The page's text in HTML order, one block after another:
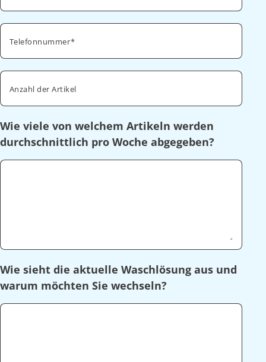
Telefonnummer
Anzahl der Artikel
Wie viele von welchem Artikeln werden
durchschnittlich pro Woche abgegeben?
Wie sieht die aktuelle Waschlösung aus und
warum möchten Sie wechseln?